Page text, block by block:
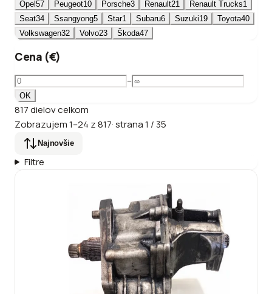
Opel57 Peugeot10 Porsche3 Renault21 Renault Trucks1
Seat34 Ssangyong5 Star1 Subaru6 Suzuki19 Toyota40
Volkswagen32 Volvo23 Škoda47
Cena (€)
–
OK
817dielovcelkom
Zobrazujem1–24 z817·strana1 / 35
Najnovšie
Filtre